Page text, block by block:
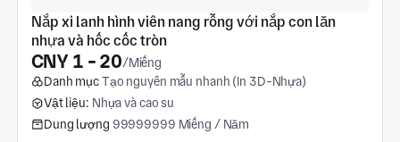
Nắp xi lanh hình viên nang rỗng với nắp con lăn
nhựa và hốc cốc tròn
CNY 1 - 20/Miếng
Danh mụcTạo nguyên mẫu nhanh (In 3D-Nhựa)
Vật liệu: Nhựa và cao su
Dung lượng 99999999 Miếng / Năm